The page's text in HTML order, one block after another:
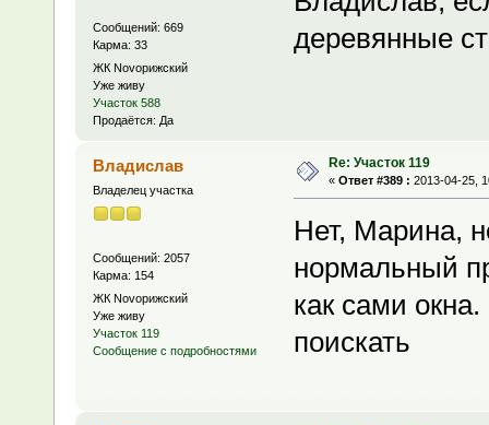
Сообщений: 669
Карма: 33
ЖК Novoрижский
Уже живу
Участок 588
Продаётся: Да
деревянные
Владислав
Владелец участка
Сообщений: 2057
Карма: 154
ЖК Novoрижский
Уже живу
Участок 119
Сообщение с подробностями
Re: Участок 119
« Ответ #389 : 2013-04-25,
Нет, Марина,
нормальный
как сами
поискать